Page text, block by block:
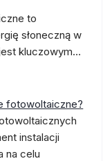
to
słoneczną w
kluczowym…
fotowoltaiczne?
instalacji
na celu